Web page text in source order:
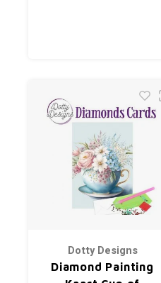
Dotty Designs
Diamond Painting